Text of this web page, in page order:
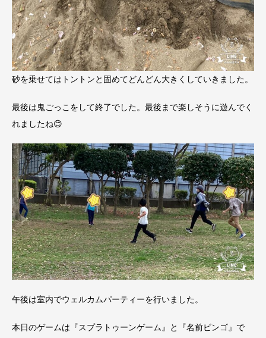
砂を乗せてはトントンと固めてどんどん大きくしていきました。
最後は鬼ごっこをして終了でした。最後まで楽しそうに遊んでく
れましたね😊
午後は室内でウェルカムパーティーを行いました。
本日のゲームは『スプラトゥーンゲーム』と『名前ビンゴ』で